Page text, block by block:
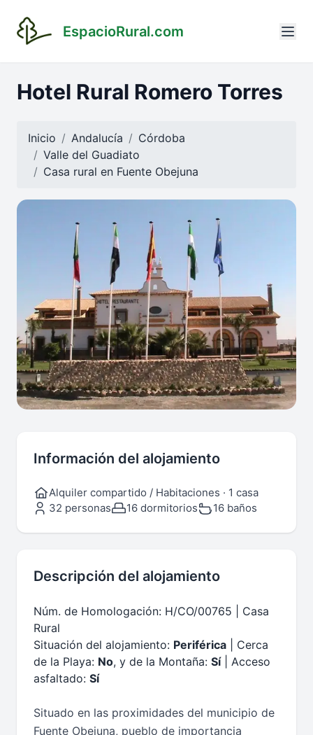
EspacioRural.com
Hotel Rural Romero Torres
Inicio Andalucía
Córdoba
Valle del Guadiato
Casa rural en Fuente Obejuna
Información del alojamiento
Alquiler compartido / Habitaciones · 1 casa
32 personas
16 dormitorios 16 baños
Descripción del alojamiento
Núm. de Homologación: H/CO/00765 | Casa
Rural
Situación del alojamiento: Periférica | Cerca
de la Playa: No, y de la Montaña: Sí| Acceso
asfaltado: Sí
Situado en las proximidades del municipio de
Fuente Obejuna, pueblo de importancia